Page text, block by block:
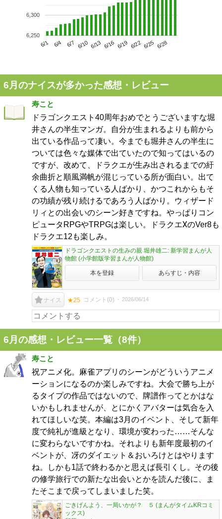
6/1 6/4 6/7 6/10 6/13 6/16 6/19 6/22 6/25 6/28
6,250
6,300
6月のナイスが多かった感想・レビュー
寿こと
ドラゴンクエスト40周年おめでとうございますな堀
井さんの半生マンガ。自分が生まれるよりも前から
出ている作品って凄い。今までも堀井さんの半生に
ついては色々な媒体で出ていたので知ってはいるの
ですが、改めて、ドラクエが生み出されるまでの紆
余曲折と順風満帆が混じっている所が面白い。出て
くる人物も知っている人ばかり、かつこれからもそ
の功績が残り続けるであろう人ばかり。ウィザード
リィとの出会いのシーン好きですね。やっぱりコン
ピュータRPGやTRPGは楽しい。ドラクエⅩのVer8も
ドラクエ12も楽しみ。
ドラゴンクエストの生みの親 堀井雄二: 新学習まんが人
物館 (小学館版学習まんが人物館)
本を登録 あらすじ・内容
ナイス ★25 コメント(0) 2026/06/14
6月の感想・レビュー一覧（8件）
寿こと
祝アニメ化。麻雀アプリのシーンがどういうアニメ
ーションになるのか楽しみですね。大会で勝ち上が
るタイプの作品ではないので、牌譜作ってとかはな
いかもしれませんが、とにかくアバターは気合を入
れてほしいな笑。本編は3月のイベント、そして新年
度で純礼が進級となり、環境が変わった……そんな
に変わらないですかね。それよりも新年度最初のイ
ベントが、冴のダイエット＆おいろけとはやります
ね。しかも1話で終わるかと思えば長引くし。その後
の修学旅行での新たな出会いとかを読んだ後に、ま
たそこまで戻ってしまいました笑。
ごきげんよう、一局いかが？ ５ (まんがタイムKRコミ
ックス)